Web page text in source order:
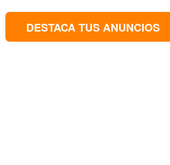
DESTACA TUS ANUNCIOS